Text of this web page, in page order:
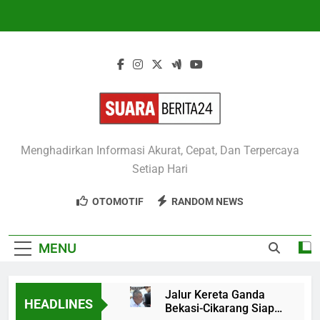
Suaraberita24
Menghadirkan Informasi Akurat, Cepat, Dan Terpercaya
Setiap Hari
OTOMOTIF RANDOM NEWS
MENU
HEADLINES
Jalur Kereta Ganda
Bekasi-Cikarang Siap